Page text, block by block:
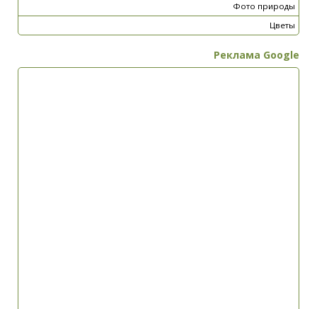
Фото природы
Цветы
Реклама Google